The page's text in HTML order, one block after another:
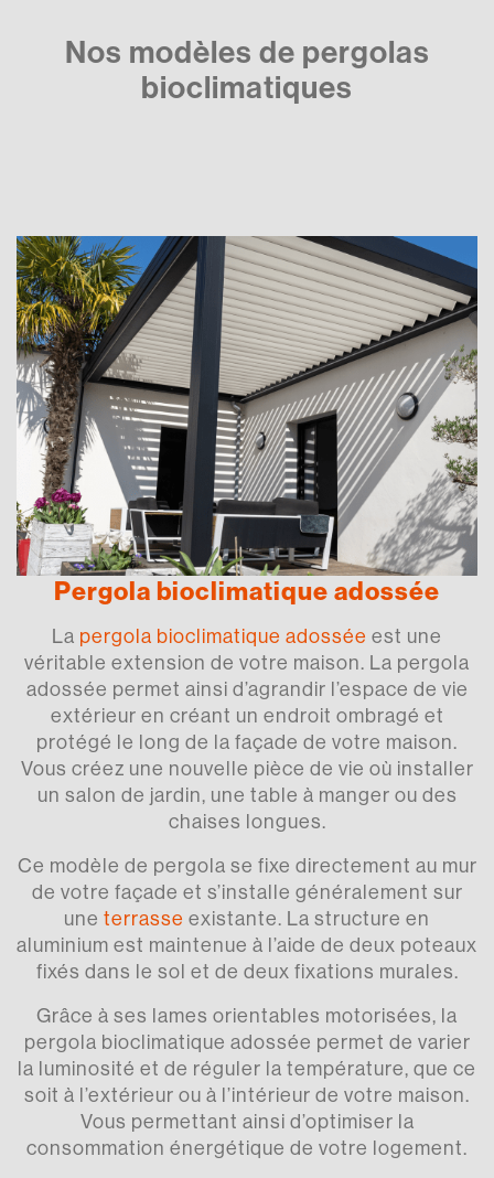
Nos modèles de pergolas
bioclimatiques
Pergola bioclimatique adossée
La pergola bioclimatique adossée est une
véritable extension de votre maison. La pergola
adossée permet ainsi d’agrandir l’espace de vie
extérieur en créant un endroit ombragé et
protégé le long de la façade de votre maison.
Vous créez une nouvelle pièce de vie où installer
un salon de jardin, une table à manger ou des
chaises longues.
Ce modèle de pergola se fixe directement au mur
de votre façade et s’installe généralement sur
une terrasse existante. La structure en
aluminium est maintenue à l’aide de deux poteaux
fixés dans le sol et de deux fixations murales.
Grâce à ses lames orientables motorisées, la
pergola bioclimatique adossée permet de varier
la luminosité et de réguler la température, que ce
soit à l’extérieur ou à l’intérieur de votre maison.
Vous permettant ainsi d’optimiser la
consommation énergétique de votre logement.